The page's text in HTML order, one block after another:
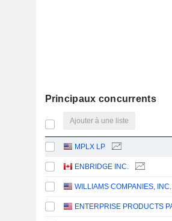
Principaux concurrents
Ajouter à une liste
MPLX LP
ENBRIDGE INC.
WILLIAMS COMPANIES, INC.